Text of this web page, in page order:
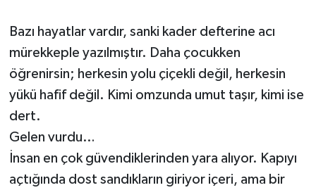
Bazı hayatlar vardır, sanki kader defterine acı
mürekkeple yazılmıştır. Daha çocukken
öğrenirsin; herkesin yolu çiçekli değil, herkesin
yükü hafif değil. Kimi omzunda umut taşır, kimi ise
dert.
Gelen vurdu…
İnsan en çok güvendiklerinden yara alıyor. Kapıyı
açtığında dost sandıkların giriyor içeri, ama bir